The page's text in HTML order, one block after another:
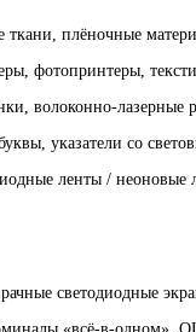
плёночные
фотопринтеры,
волоконно-
указатели со
ленты /
светодиодные